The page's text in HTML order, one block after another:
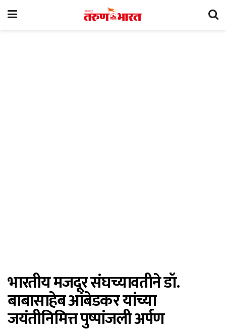
भारतीय मजदूर संघच्यावतीने डॉ.
बाबासाहेब आंबेडकर यांच्या
जयंतीनिमित्त पुष्पांजली अर्पण